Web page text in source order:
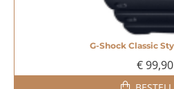
G-Shock Classic
€ 99,90